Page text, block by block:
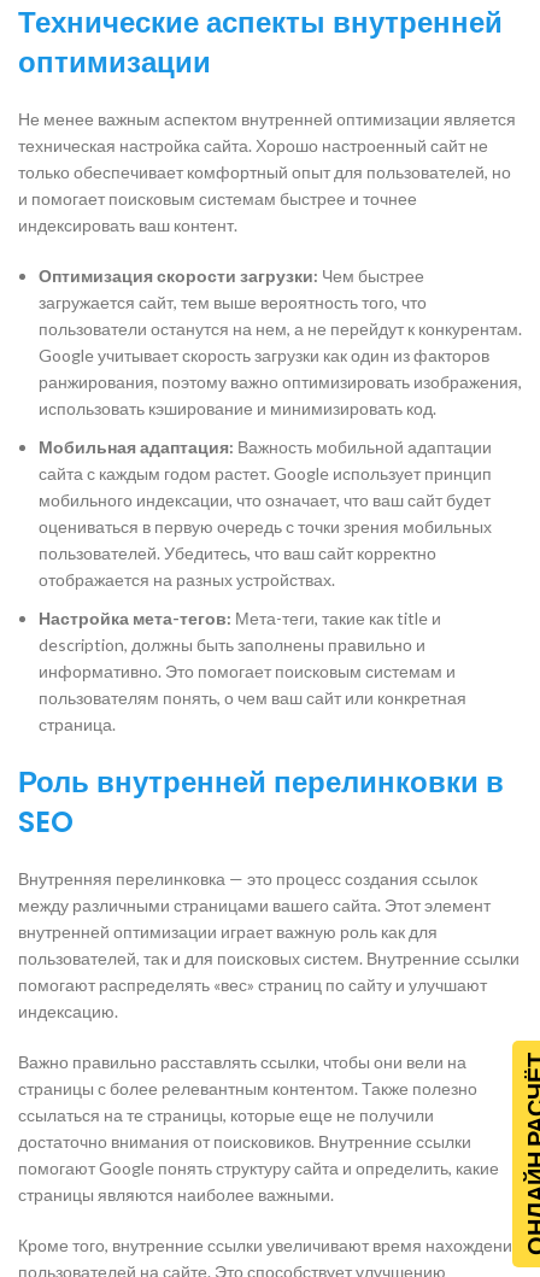
Технические аспекты внутренней
оптимизации
Не менее важным аспектом внутренней оптимизации является
техническая настройка сайта. Хорошо настроенный сайт не
только обеспечивает комфортный опыт для пользователей, но
и помогает поисковым системам быстрее и точнее
индексировать ваш контент.
Оптимизация скорости загрузки: Чем быстрее
загружается сайт, тем выше вероятность того, что
пользователи останутся на нем, а не перейдут к конкурентам.
Google учитывает скорость загрузки как один из факторов
ранжирования, поэтому важно оптимизировать изображения,
использовать кэширование и минимизировать код.
Мобильная адаптация: Важность мобильной адаптации
сайта с каждым годом растет. Google использует принцип
мобильного индексации, что означает, что ваш сайт будет
оцениваться в первую очередь с точки зрения мобильных
пользователей. Убедитесь, что ваш сайт корректно
отображается на разных устройствах.
Настройка мета-тегов: Мета-теги, такие как title и
description, должны быть заполнены правильно и
информативно. Это помогает поисковым системам и
пользователям понять, о чем ваш сайт или конкретная
страница.
Роль внутренней перелинковки в
SEO
Внутренняя перелинковка — это процесс создания ссылок
между различными страницами вашего сайта. Этот элемент
внутренней оптимизации играет важную роль как для
пользователей, так и для поисковых систем. Внутренние ссылки
помогают распределять «вес» страниц по сайту и улучшают
индексацию.
Важно правильно расставлять ссылки, чтобы они вели на
страницы с более релевантным контентом. Также полезно
ссылаться на те страницы, которые еще не получили
достаточно внимания от поисковиков. Внутренние ссылки
помогают Google понять структуру сайта и определить, какие
страницы являются наиболее важными.
Кроме того, внутренние ссылки увеличивают время нахождения
пользователей на сайте. Это способствует улучшению